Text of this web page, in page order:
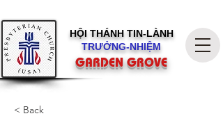
HỘI THÁNH TIN-LÀNH
TRƯỞNG-NHIỆM
GARDEN GROVE
< Back